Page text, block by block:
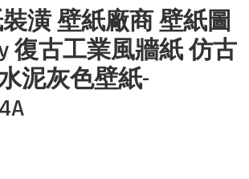
潢 壁紙廠商 壁紙圖
復古工業風牆紙 仿古
泥灰色壁紙-